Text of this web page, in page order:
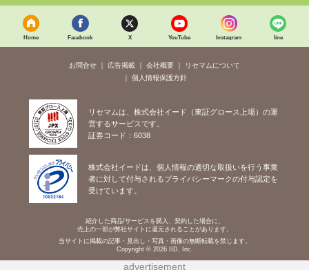
Home Facebook X YouTube Instagram line
お問合せ 広告掲載 会社概要
リセマムについて
個人情報保護方針
リセマムは、株式会社イード（東証グロース上場）の運
営するサービスです。
証券コード：6038
株式会社イードは、個人情報の適切な取扱いを行う事業
者に対して付与されるプライバシーマークの付与認定を
受けています。
紹介した商品/サービスを購入、契約した場合に、
売上の一部が弊社サイトに還元されることがあります。
当サイトに掲載の記事・見出し・写真・画像の無断転載を禁じます。
Copyright © 2026 IID, Inc.
advertisement